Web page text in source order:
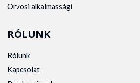
Orvosi alkalmassági
RÓLUNK
Rólunk
Kapcsolat